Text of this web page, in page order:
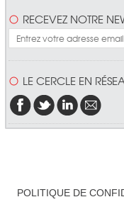
RECEVEZ NOTRE
LE CERCLE EN
POLITIQUE DE